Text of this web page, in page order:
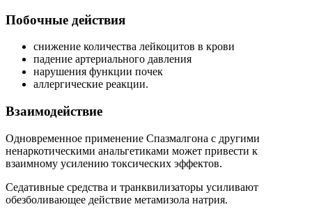
Побочные действия
снижение количества лейкоцитов в крови
падение артериального давления
нарушения функции почек
аллергические реакции.
Взаимодействие
Одновременное применение Спазмалгона с другими
ненаркотическими анальгетиками может привести к
взаимному усилению токсических эффектов.
Седативные средства и транквилизаторы усиливают
обезболивающее действие метамизола натрия.